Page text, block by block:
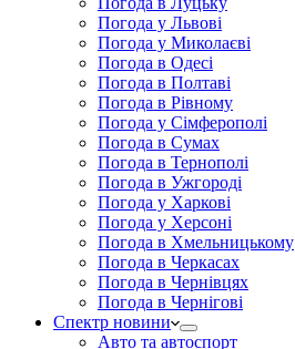
Погода у Львові
Погода у Миколаєві
Погода в Одесі
Погода в Полтаві
Погода в Рівному
Погода у Сімферополі
Погода в Сумах
Погода в Тернополі
Погода в Ужгороді
Погода у Харкові
Погода у Херсоні
Погода в Хмельницькому
Погода в Черкасах
Погода в Чернівцях
Погода в Чернігові
Спектр новини
Авто та автоспорт